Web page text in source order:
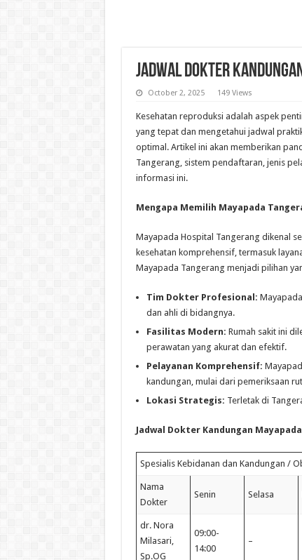
Jadwal Dokter
October 2, 2025 149 Views
Kesehatan reproduksi adalah aspek
yang tepat dan mengetahui jadwal
optimal. Artikel ini akan memberikan
Tangerang, sistem pendaftaran, jenis
informasi ini.
Mengapa Memilih Mayapada
Mayapada Hospital Tangerang dikenal
kesehatan komprehensif, termasuk
Mayapada Tangerang menjadi pilihan
Tim Dokter Profesional:
dan ahli di bidangnya.
Fasilitas Modern: Rumah sakit ini
perawatan yang akurat dan efektif.
Pelayanan Komprehensif:
kandungan, mulai dari pemeriksaan
Lokasi Strategis: Terletak di
Jadwal Dokter Kandungan
Spesialis Kebidanan dan Kandungan /
Nama
Dokter
Senin Selasa
dr. Nora
Milasari,
Sp.OG
09:00-
14:00
–